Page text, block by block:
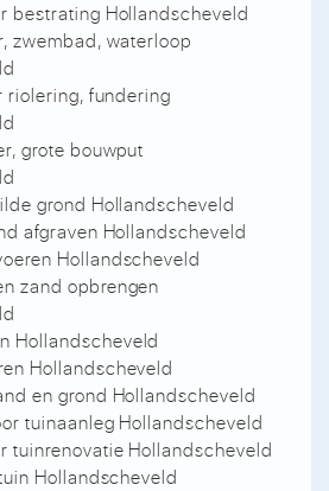
bestrating Hollandscheveld
zwembad, waterloop
riolering, fundering
grote bouwput
grond Hollandscheveld
afgraven Hollandscheveld
Hollandscheveld
zand opbrengen
Hollandscheveld
Hollandscheveld
en grond Hollandscheveld
tuinaanleg Hollandscheveld
tuinrenovatie Hollandscheveld
Hollandscheveld